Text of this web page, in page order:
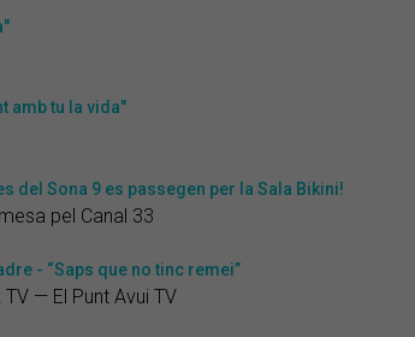
amb tu la vida"
del Sona 9 es passegen per la Sala Bikini!
pel Canal 33
- “Saps que no tinc remei”
— El Punt Avui TV